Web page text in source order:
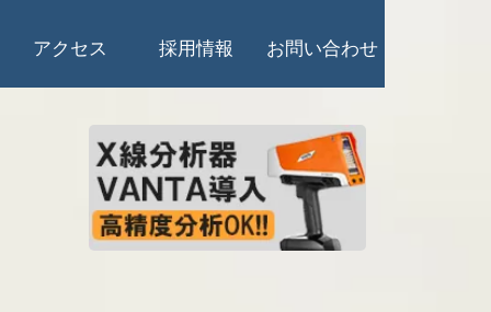
アクセス 採用情報 お問い合わせ